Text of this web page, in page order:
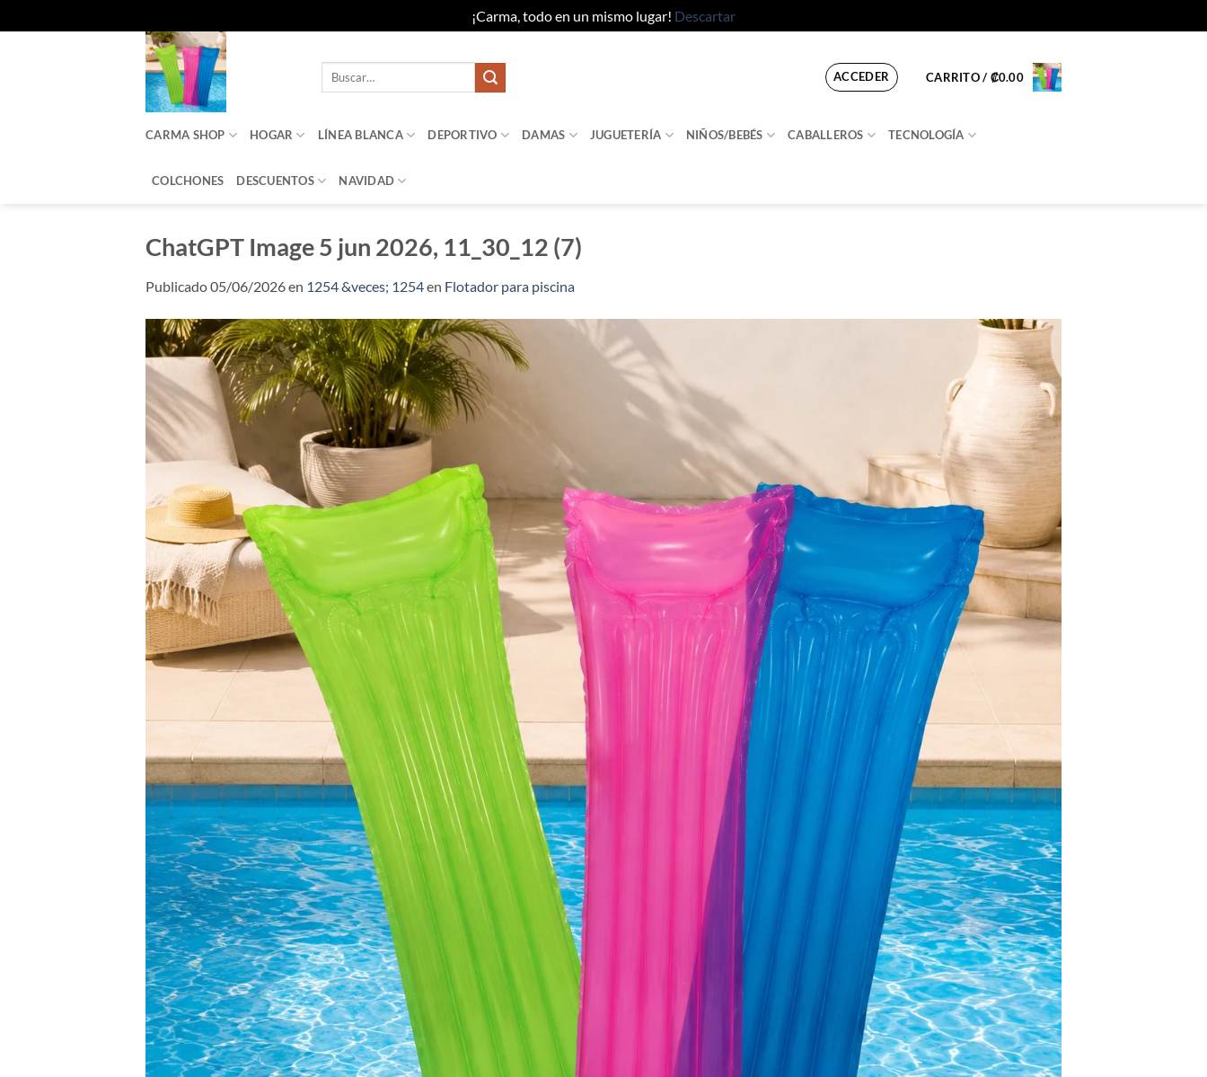
¡Carma, todo en un mismo lugar! Descartar
Buscar
ACCEDER CARRITO / ₡0.00
CARMA SHOP HOGAR LÍNEA BLANCA DEPORTIVO DAMAS JUGUETERÍA NIÑOS/BEBÉS CABALLEROS TECNOLOGÍA
COLCHONES DESCUENTOS NAVIDAD
ChatGPT Image 5 jun 2026, 11_30_12 (7)
Publicado05/06/2026en 1254 &veces; 1254en Flotador para piscina